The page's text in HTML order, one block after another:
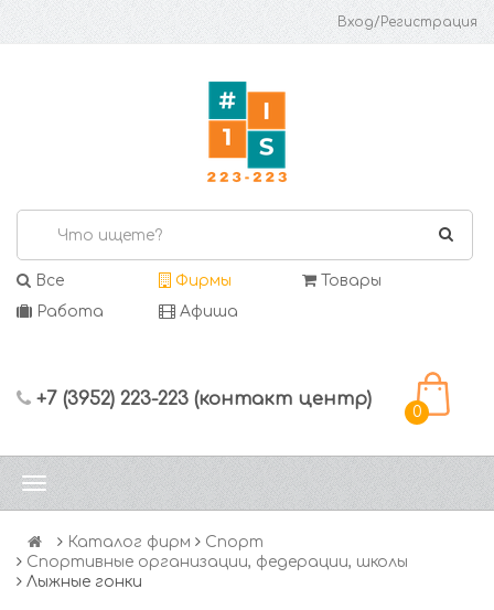
Вход/Регистрация
Все Фирмы
Товары
Работа
Афиша
+7 (3952) 223-223 (контакт центр)
0
Каталог фирм
Спорт
Спортивные организации, федерации, школы
Лыжные гонки